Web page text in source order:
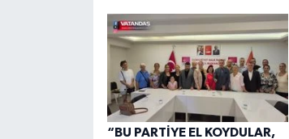
“BU PARTİYE EL KOYDULAR,